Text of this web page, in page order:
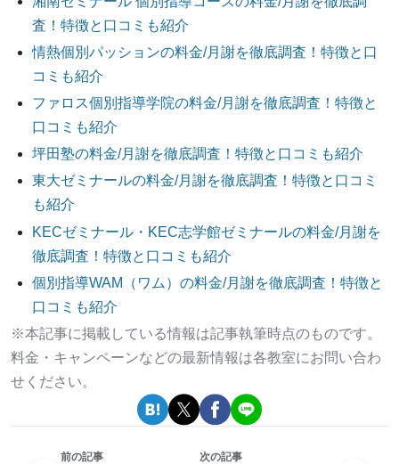
査！特徴と口コミも紹介
情熱個別パッションの料金/月謝を徹底調査！特徴と口
コミも紹介
ファロス個別指導学院の料金/月謝を徹底調査！特徴と
口コミも紹介
坪田塾の料金/月謝を徹底調査！特徴と口コミも紹介
東大ゼミナールの料金/月謝を徹底調査！特徴と口コミ
も紹介
KECゼミナール・KEC志学館ゼミナールの料金/月謝を
徹底調査！特徴と口コミも紹介
個別指導WAM（ワム）の料金/月謝を徹底調査！特徴と
口コミも紹介
※本記事に掲載している情報は記事執筆時点のものです。
料金・キャンペーンなどの最新情報は各教室にお問い合わ
せください。
前の記事 次の記事